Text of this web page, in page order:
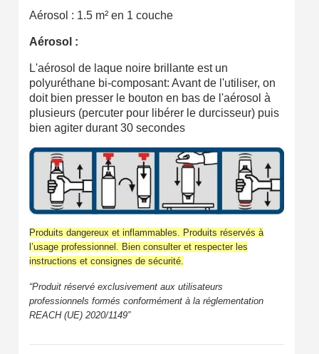
Aérosol : 1.5 m² en 1 couche
Aérosol :
L'aérosol de laque noire brillante est un
polyuréthane bi-composant: Avant de l'utiliser, on
doit bien presser le bouton en bas de l'aérosol à
plusieurs (percuter pour libérer le durcisseur) puis
bien agiter durant 30 secondes
Produits dangereux et inflammables. Produits réservés à
l’usage professionnel. Bien consulter et respecter les
instructions et consignes de sécurité.
“Produit réservé exclusivement aux utilisateurs
professionnels formés conformément à la réglementation
REACH (UE) 2020/1149”